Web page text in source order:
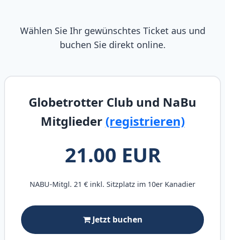
Wählen Sie Ihr gewünschtes Ticket aus und
buchen Sie direkt online.
Globetrotter Club und NaBu
Mitglieder (registrieren)
21.00 EUR
NABU-Mitgl. 21 € inkl. Sitzplatz im 10er Kanadier
Jetzt buchen